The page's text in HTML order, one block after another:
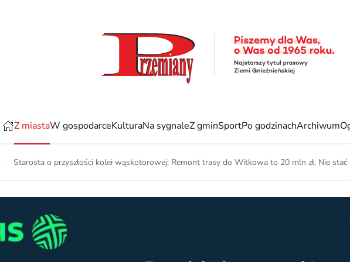
Z miastaW gospodarceKulturaNa sygnaleZ gminSportPo godzinachArchiwum
Starosta o przyszłości kolei wąskotorowej: Remont trasy do Witkowa to 20 mln zł. Nie stać